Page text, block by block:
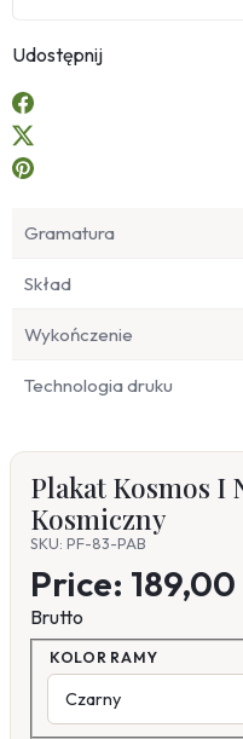
Udostępnij
Gramatura
Skład
Wykończenie
Technologia druku
Plakat Kosmos I
Kosmiczny
SKU: PF-83-PAB
Price: 189,00
Brutto
KOLOR RAMY